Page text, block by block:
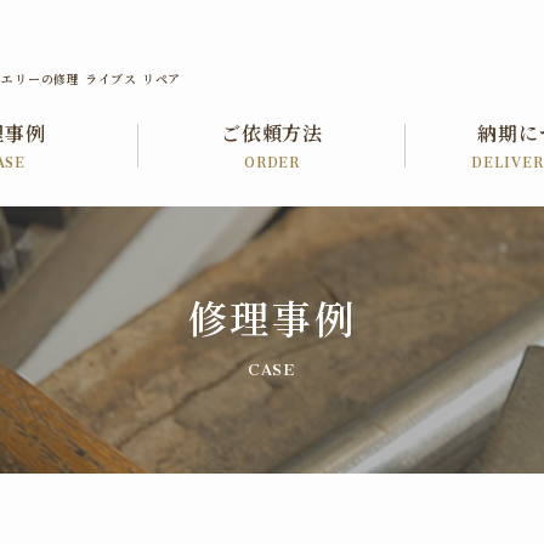
リーの修理 ライブス リペア
例 ご依頼方法
ORDER
納期
修理事例